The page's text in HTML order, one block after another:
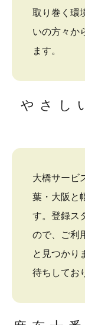
取り巻く環
いの方々か
ます。
やさし
大橋サービ
葉・大阪と
す。登録ス
ので、ご利
と見つかり
待ちしてお